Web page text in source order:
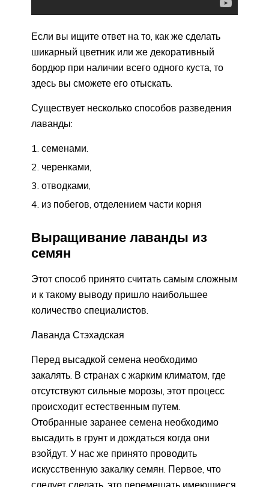
Если вы ищите ответ на то, как же сделать
шикарный цветник или же декоративный
бордюр при наличии всего одного куста, то
здесь вы сможете его отыскать.
Существует несколько способов разведения
лаванды:
семенами.
черенками,
отводками,
из побегов, отделением части корня
Выращивание лаванды из
семян
Этот способ принято считать самым сложным
и к такому выводу пришло наибольшее
количество специалистов.
Лаванда Стэхадская
Перед высадкой семена необходимо
закалять. В странах с жарким климатом, где
отсутствуют сильные морозы, этот процесс
происходит естественным путем.
Отобранные заранее семена необходимо
высадить в грунт и дождаться когда они
взойдут. У нас же принято проводить
искусственную закалку семян. Первое, что
следует сделать, это перемешать имеющиеся